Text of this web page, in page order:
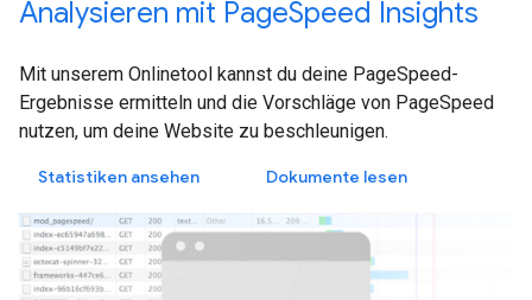
Analysieren mit PageSpeed Insights
Mit unserem Onlinetool kannst du deine PageSpeed-
Ergebnisse ermitteln und die Vorschläge von PageSpeed
nutzen, um deine Website zu beschleunigen.
Statistiken ansehen Dokumente lesen